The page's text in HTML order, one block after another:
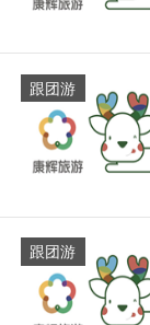
跟团游
跟团游